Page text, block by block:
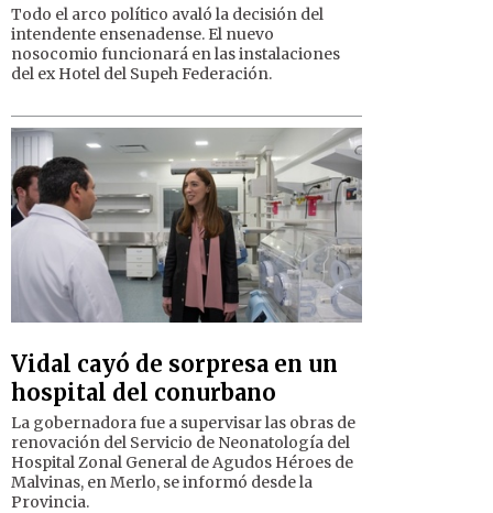
Todo el arco político avaló la decisión del
intendente ensenadense. El nuevo
nosocomio funcionará en las instalaciones
del ex Hotel del Supeh Federación.
Vidal cayó de sorpresa en un
hospital del conurbano
La gobernadora fue a supervisar las obras de
renovación del Servicio de Neonatología del
Hospital Zonal General de Agudos Héroes de
Malvinas, en Merlo, se informó desde la
Provincia.